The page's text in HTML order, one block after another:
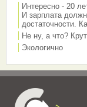
Интересно - 20
И зарплата
достаточности.
Не ну, а что?
Экологично